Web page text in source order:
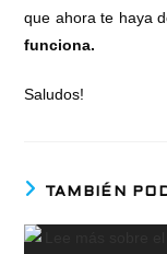
que ahora te haya
funciona.
Saludos!
TAMBIÉN